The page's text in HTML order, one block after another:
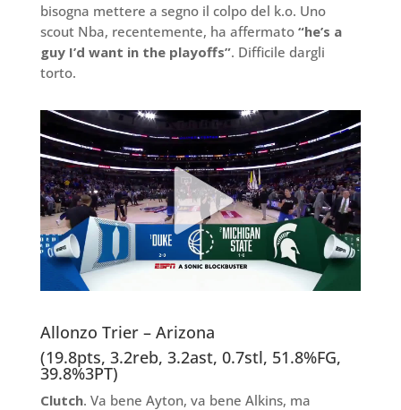
bisogna mettere a segno il colpo del k.o. Uno
scout Nba, recentemente, ha affermato “he’s a
guy I’d want in the playoffs”. Difficile dargli
torto.
Allonzo Trier – Arizona
(19.8pts, 3.2reb, 3.2ast, 0.7stl, 51.8%FG,
39.8%3PT)
Clutch. Va bene Ayton, va bene Alkins, ma